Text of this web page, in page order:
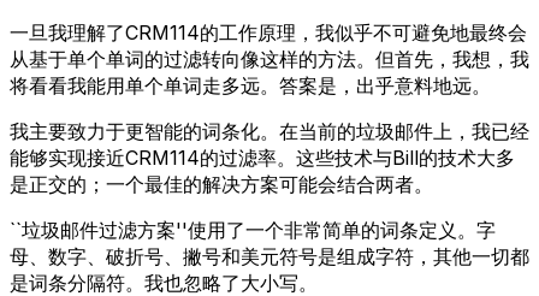
一旦我理解了CRM114的工作原理，我似乎不可避免地最终会
从基于单个单词的过滤转向像这样的方法。但首先，我想，我
将看看我能用单个单词走多远。答案是，出乎意料地远。
我主要致力于更智能的词条化。在当前的垃圾邮件上，我已经
能够实现接近CRM114的过滤率。这些技术与Bill的技术大多
是正交的；一个最佳的解决方案可能会结合两者。
``垃圾邮件过滤方案''使用了一个非常简单的词条定义。字
母、数字、破折号、撇号和美元符号是组成字符，其他一切都
是词条分隔符。我也忽略了大小写。